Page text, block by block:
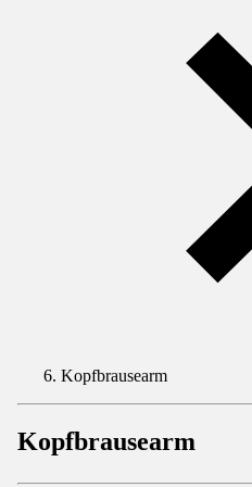
Kopfbrausearm
Kopfbrausearm